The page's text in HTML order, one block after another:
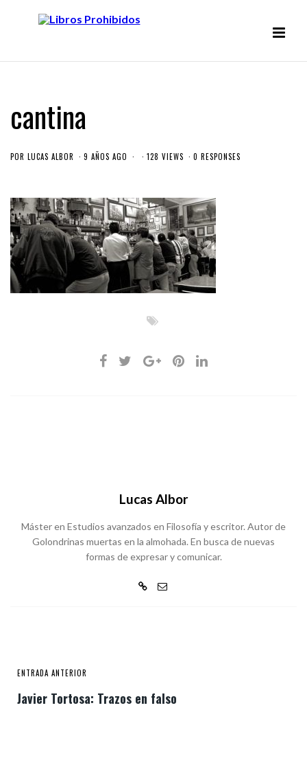
cantina
POR LUCAS ALBOR 9 AÑOS AGO 128 VIEWS 0 RESPONSES
Lucas Albor
Máster en Estudios avanzados en Filosofía y escritor. Autor de
Golondrinas muertas en la almohada. En busca de nuevas
formas de expresar y comunicar.
ENTRADA ANTERIOR
Javier Tortosa: Trazos en falso